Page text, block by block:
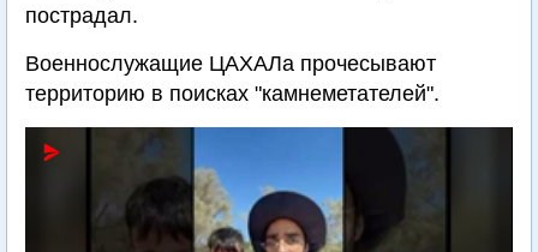
пострадал.
Военнослужащие ЦАХАЛа прочесывают
территорию в поисках "камнеметателей".